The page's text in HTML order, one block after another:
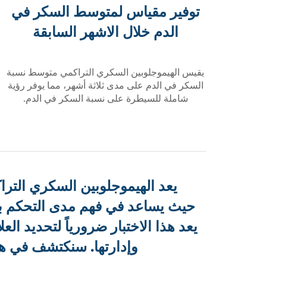
توفير مقياس لمتوسط السكر في
الدم خلال الاشهر السابقة
يقيس الهيموجلوبين السكري التراكمي متوسط ​​نسبة
السكر في الدم على مدى ثلاثة أشهر، مما يوفر رؤية
شاملة للسيطرة على نسبة السكر في الدم.
يعد الهيموجلوبين السكري
حيث يساعد في فهم مدى التحكم
يعد هذا الاختبار ضرورياً
وإدارتها. سنكتشف في